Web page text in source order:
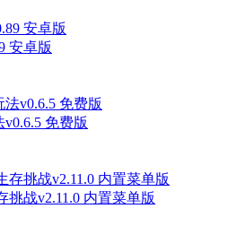
安卓版
免费版
战v2.11.0 内置菜单版